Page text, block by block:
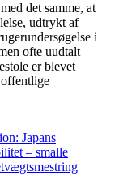
det samme, at
udtrykt af
i
ofte uudtalt
er blevet